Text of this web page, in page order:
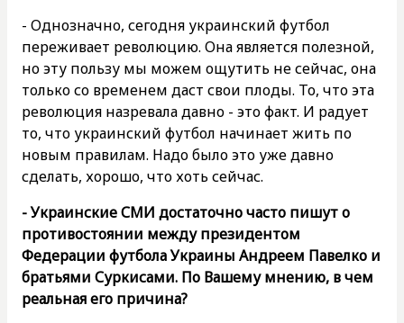
- Однозначно, сегодня украинский футбол
переживает революцию. Она является полезной,
но эту пользу мы можем ощутить не сейчас, она
только со временем даст свои плоды. То, что эта
революция назревала давно - это факт. И радует
то, что украинский футбол начинает жить по
новым правилам. Надо было это уже давно
сделать, хорошо, что хоть сейчас.
- Украинские СМИ достаточно часто пишут о
противостоянии между президентом
Федерации футбола Украины Андреем Павелко и
братьями Суркисами. По Вашему мнению, в чем
реальная его причина?